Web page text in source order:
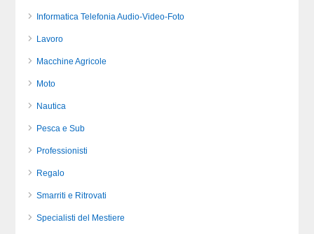
Informatica Telefonia Audio-Video-Foto
Lavoro
Macchine Agricole
Moto
Nautica
Pesca e Sub
Professionisti
Regalo
Smarriti e Ritrovati
Specialisti del Mestiere